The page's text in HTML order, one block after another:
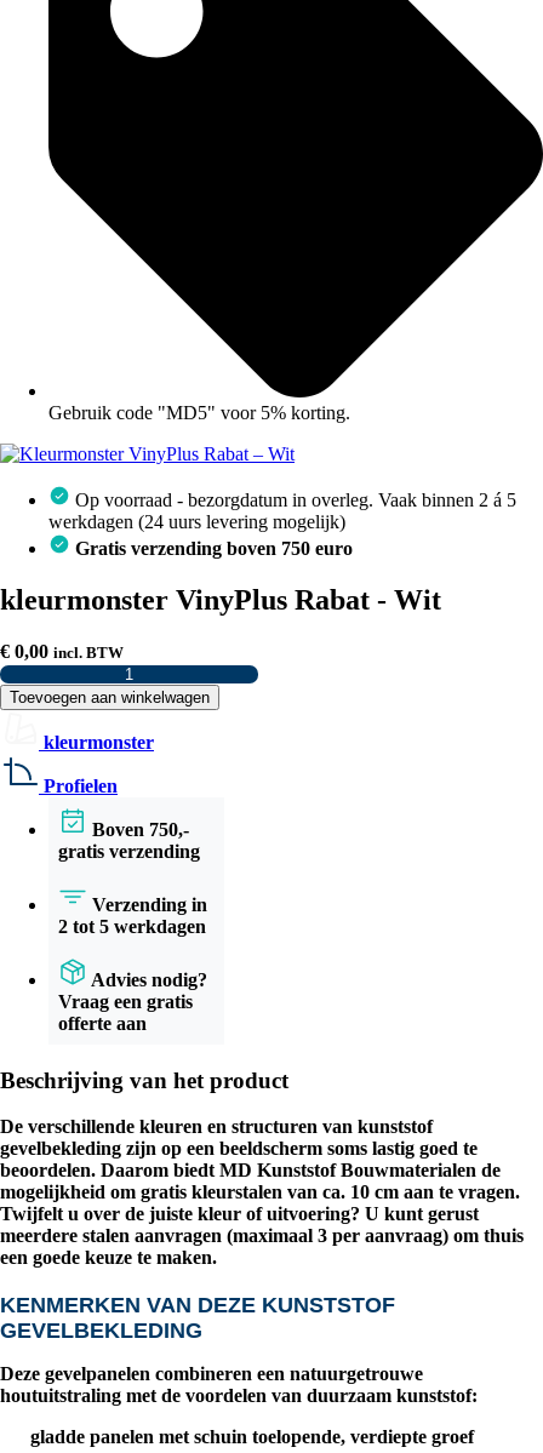
Gebruik code "MD5" voor 5% korting.
Op voorraad - bezorgdatum in overleg. Vaak binnen 2 á 5
werkdagen (24 uurs levering mogelijk)
Gratis verzending boven 750 euro
kleurmonster VinyPlus Rabat - Wit
€ 0,00 incl. BTW
kleurmonster
VinyPlus
Rabat
Wit
aantal
Toevoegen aan winkelwagen
kleurmonster
Profielen
Boven 750,-
gratis verzending
Verzending in
2 tot 5 werkdagen
Advies nodig?
Vraag een gratis
offerte aan
Beschrijving van het product
De verschillende kleuren en structuren van kunststof
gevelbekleding zijn op een beeldscherm soms lastig goed te
beoordelen. Daarom biedt MD Kunststof Bouwmaterialen de
mogelijkheid om gratis kleurstalen van ca. 10 cm aan te vragen.
Twijfelt u over de juiste kleur of uitvoering? U kunt gerust
meerdere stalen aanvragen (maximaal 3 per aanvraag) om thuis
een goede keuze te maken.
KENMERKEN VAN DEZE KUNSTSTOF
GEVELBEKLEDING
Deze gevelpanelen combineren een natuurgetrouwe
houtuitstraling met de voordelen van duurzaam kunststof:
gladde panelen met schuin toelopende, verdiepte groef